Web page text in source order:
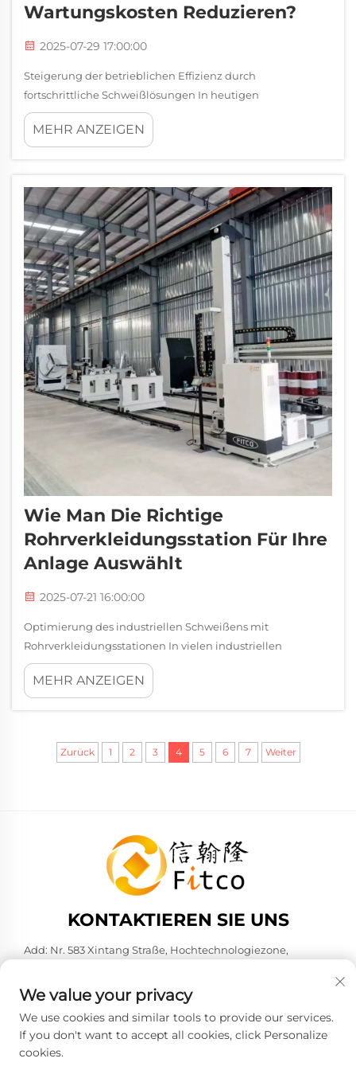
Wartungskosten Reduzieren?
2025-07-29 17:00:00
Steigerung der betrieblichen Effizienz durch
fortschrittliche Schweißlösungen In heutigen
anspruchsvollen Industrieumgebungen sind die
Aufrechterhaltung der Betriebszeit und die Minimierung
der...
MEHR ANZEIGEN
Wie Man Die Richtige
Rohrverkleidungsstation Für Ihre
Anlage Auswählt
2025-07-21 16:00:00
Optimierung des industriellen Schweißens mit
Rohrverkleidungsstationen In vielen industriellen
Umgebungen ist der Schutz von Rohrsystemen vor
Korrosion, Verschleiß und Hitze entscheidend, um die
Methoden zur Erreichung dieses Ziels ist der Einsatz von
Rohrverkleidungsstationen. Diese Stationen ermöglichen
Systemzuverlässigkeit gesteigert, sondern auch der
Ressourcenverbrauch minimiert.
MEHR ANZEIGEN
Zurück 1 2 3 4 5 6 7 Weiter
KONTAKTIEREN SIE UNS
Add: Nr. 583 Xintang Straße, Hochtechnologiezone,
Tel.:+86-137 6186 0079
E-Mail: [email protected]
We value your privacy
We use cookies and similar tools to provide our services.
If you don't want to accept all cookies, click Personalize
cookies.